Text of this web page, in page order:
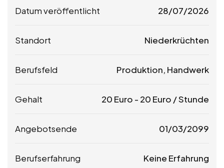
Datum veröffentlicht 28/07/2026
Standort Niederkrüchten
Berufsfeld Produktion, Handwerk
Gehalt 20 Euro - 20 Euro / Stunde
Angebotsende 01/03/2099
Berufserfahrung Keine Erfahrung